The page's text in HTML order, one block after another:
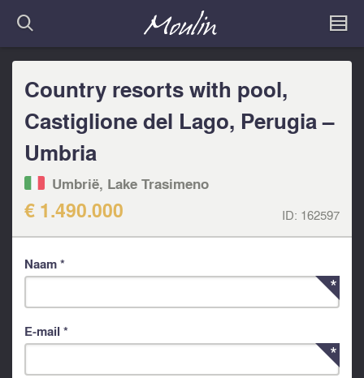
Country resorts with pool,
Castiglione del Lago, Perugia –
Umbria
Umbrië, Lake Trasimeno
€ 1.490.000 ID: 162597
Naam *
E-mail *